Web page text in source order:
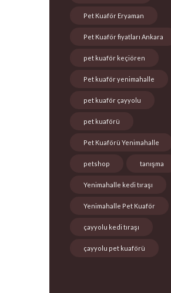
Pet Kuaför Eryaman
Pet Kuaför fiyatları Ankara
pet kuaför keçiören
Pet kuaför yenimahalle
pet kuaför çayyolu
pet kuaförü
Pet Kuaförü Yenimahalle
petshop tanışma
Yenimahalle kedi tıraşı
Yenimahalle Pet Kuaför
çayyolu kedi tıraşı
çayyolu pet kuaförü